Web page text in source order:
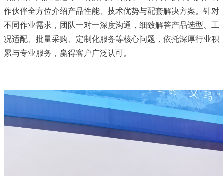
作伙伴全方位介绍产品性能、技术优势与配套解决方案。针对
不同作业需求，团队一对一深度沟通，细致解答产品选型、工
况适配、批量采购、定制化服务等核心问题，依托深厚行业积
累与专业服务，赢得客户广泛认可。